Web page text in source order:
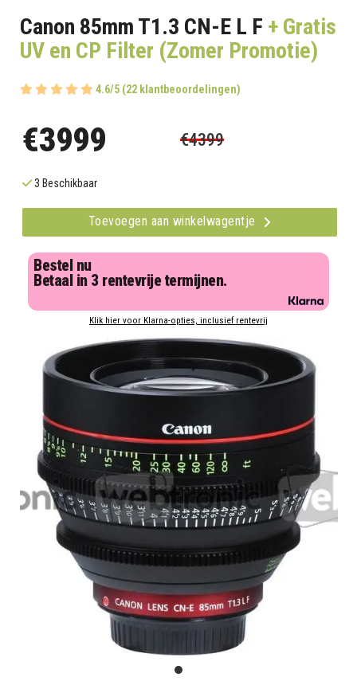
Canon 85mm T1.3 CN-E L F + Gratis
UV en CP Filter (Zomer Promotie)
4.6/5 (22 klantbeoordelingen)
€3999 €4399
3 Beschikbaar
Toevoegen aan winkelwagentje
Bestel nu
Betaal in 3 rentevrije termijnen.
Klik hier voor Klarna-opties, inclusief rentevrij